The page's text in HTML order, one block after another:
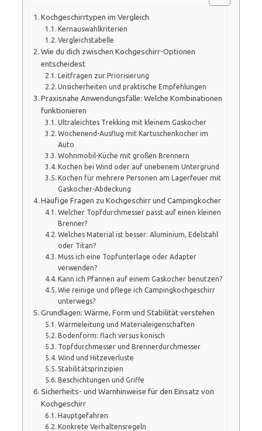
Kochgeschirrtypen im Vergleich
Kernauswahlkriterien
Vergleichstabelle
Wie du dich zwischen Kochgeschirr-Optionen
entscheidest
Leitfragen zur Priorisierung
Unsicherheiten und praktische Empfehlungen
Praxisnahe Anwendungsfälle: Welche Kombinationen
funktionieren
Ultraleichtes Trekking mit kleinem Gaskocher
Wochenend-Ausflug mit Kartuschenkocher im
Auto
Wohnmobil-Küche mit großen Brennern
Kochen bei Wind oder auf unebenem Untergrund
Kochen für mehrere Personen am Lagerfeuer mit
Gaskocher-Abdeckung
Häufige Fragen zu Kochgeschirr und Campingkocher
Welcher Topfdurchmesser passt auf einen kleinen
Brenner?
Welches Material ist besser: Aluminium, Edelstahl
oder Titan?
Muss ich eine Topfunterlage oder Adapter
verwenden?
Kann ich Pfannen auf einem Gaskocher benutzen?
Wie reinige und pflege ich Campingkochgeschirr
unterwegs?
Grundlagen: Wärme, Form und Stabilität verstehen
Wärmeleitung und Materialeigenschaften
Bodenform: flach versus konisch
Topfdurchmesser und Brennerdurchmesser
Wind und Hitzeverluste
Stabilitätsprinzipien
Beschichtungen und Griffe
Sicherheits- und Warnhinweise für den Einsatz von
Kochgeschirr
Hauptgefahren
Konkrete Verhaltensregeln